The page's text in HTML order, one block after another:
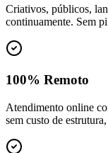
Criativos, públicos,
continuamente. Sem
100% Remoto
Atendimento online
sem custo de